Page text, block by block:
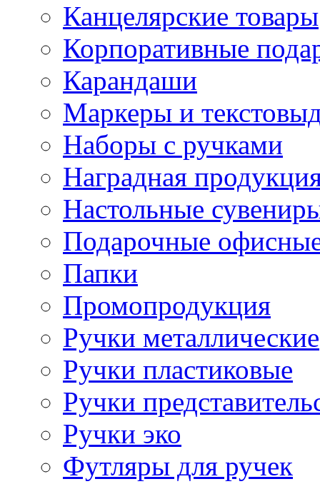
Канцелярские товары
Корпоративные
Карандаши
Маркеры и
Наборы с ручками
Наградная
Настольные
Подарочные
Папки
Промопродукция
Ручки металлические
Ручки пластиковые
Ручки
Ручки эко
Футляры для ручек